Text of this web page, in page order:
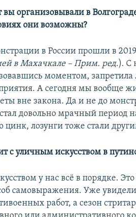
вы организовывали в
они возможны?
в России прошли в
в Махачкале – Прим. ред.). С
моментом,
А сегодня мы вообще
вне закона. Да и не до
довольно мрачный период
цинк, лозунги тоже стали
с уличным искусством в
у нас всё в порядке.
самовыражения. Уже
работ, а сезон